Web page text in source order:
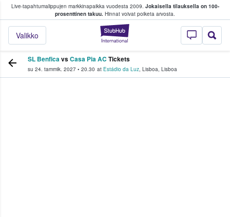
Live-tapahtumalippujen markkinapaikka vuodesta 2009. Jokaisella tilauksella on 100-
prosenttinen takuu. Hinnat voivat poiketa arvosta.
StubHub -
Valikko
fanit ostavat ja myyvät lippuja
SL BenficavsCasa Pia AC Tickets
su 24. tammik. 2027 • 20.30 at Estádio da Luz, Lisboa, Lisboa